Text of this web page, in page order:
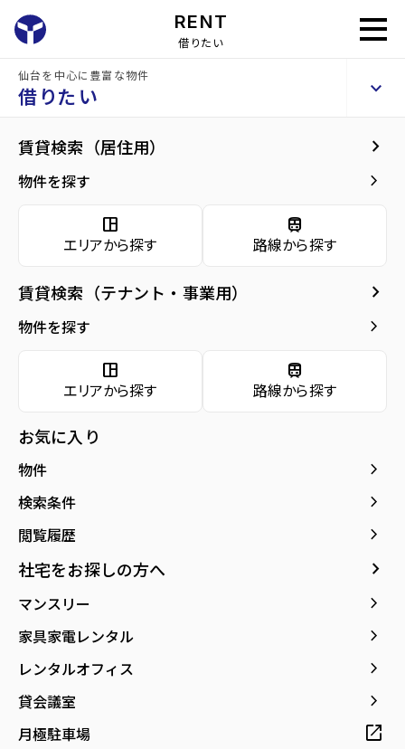
RENT
借りたい
仙台を中心に豊富な物件
借りたい keyboard_arrow_up
賃貸検索（居住用） keyboard_arrow_right
物件を探す keyboard_arrow_right
space_dashboard
エリアから探す
train
路線から探す
賃貸検索（テナント・事業用） keyboard_arrow_right
物件を探す keyboard_arrow_right
space_dashboard
エリアから探す
train
路線から探す
お気に入り
物件 keyboard_arrow_right
検索条件 keyboard_arrow_right
閲覧履歴 keyboard_arrow_right
社宅をお探しの方へ keyboard_arrow_right
マンスリー keyboard_arrow_right
家具家電レンタル keyboard_arrow_right
レンタルオフィス keyboard_arrow_right
貸会議室 keyboard_arrow_right
月極駐車場 open_in_new
貸店舗・事務所 勾当台本町ビル
建物概要
現在募集中の物件arrow_forward
arrow_forward
地図・周辺環境 arrow_forward
勾当台本町ビル
種別／構造
貸店舗・事務所／SRC(鉄骨鉄筋コンクリー
アクセス
仙台市地下鉄南北線/勾当台公園駅 徒歩7分
仙台市地下鉄南北線/北四番丁駅 徒歩12分
所在地
現在募集中の物件 arrow_forward
6階 space_dashboard
print印刷
同じ建物で現在募集中
の物件